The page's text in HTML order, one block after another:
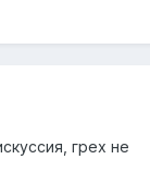
грех не